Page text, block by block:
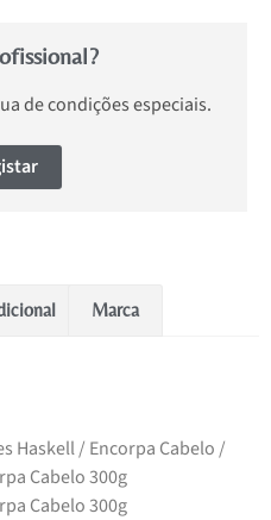
de condições especiais.
Marca
Haskell / Encorpa Cabelo /
Cabelo 300g
Cabelo 300g